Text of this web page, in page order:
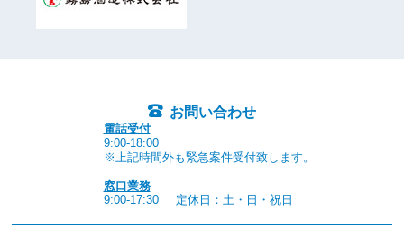
お問い合わせ
電話受付
9:00-18:00
※上記時間外も緊急案件受付致します。
窓口業務
9:00-17:30
定休日：土・日・祝日